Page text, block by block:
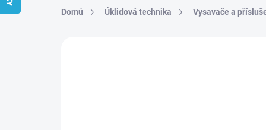
Domů Úklidová technika Vysavače a